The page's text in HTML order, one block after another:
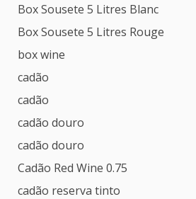
Box Sousete 5 Litres Blanc
Box Sousete 5 Litres Rouge
box wine
cadão
cadão
cadão douro
cadão douro
Cadão Red Wine 0.75
cadão reserva tinto